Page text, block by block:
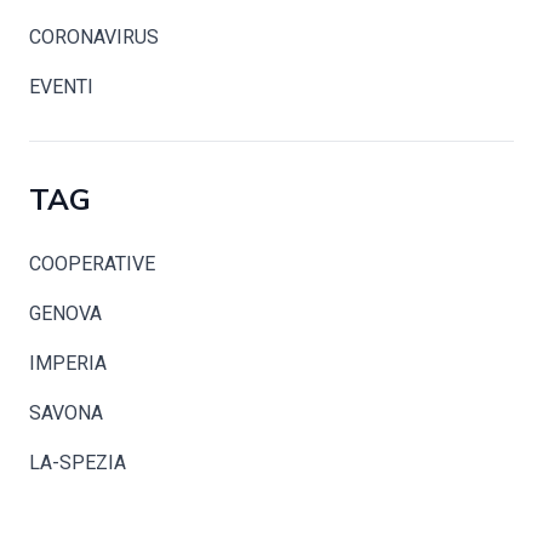
CORONAVIRUS
EVENTI
TAG
COOPERATIVE
GENOVA
IMPERIA
SAVONA
LA-SPEZIA